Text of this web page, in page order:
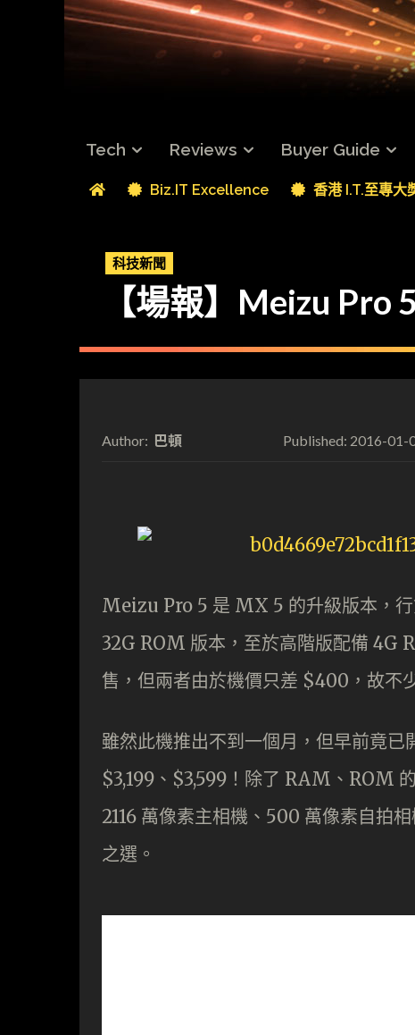
Tech Reviews Buyer Guide
Biz.IT Excellence 香港 I.T.至專大
科技新聞
【場報】Meizu Pro
Author: 巴頓 Published: 2016-01-
Meizu Pro 5 是 MX 5 的升級版本，
32G ROM 版本，至於高階版配備 4G
售，但兩者由於機價只差 $400，故不
雖然此機推出不到一個月，但早前竟
$3,199、$3,599！除了 RAM、ROM
2116 萬像素主相機、500 萬像素自拍
之選。